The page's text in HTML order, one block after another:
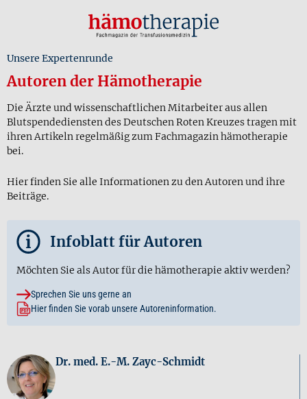
Unsere Expertenrunde
Autoren der Hämotherapie
Die Ärzte und wissenschaftlichen Mitarbeiter aus allen
Blutspendediensten des Deutschen Roten Kreuzes tragen mit
ihren Artikeln regelmäßig zum Fachmagazin hämotherapie
bei.
Hier finden Sie alle Informationen zu den Autoren und ihre
Beiträge.
i Infoblatt für Autoren
Möchten Sie als Autor für die hämotherapie aktiv werden?
Sprechen Sie uns gerne an
Hier finden Sie vorab unsere Autoreninformation.
Dr. med. E.-M. Zayc-Schmidt